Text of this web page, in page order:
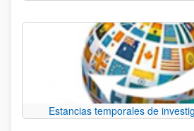
Estancias temporales de